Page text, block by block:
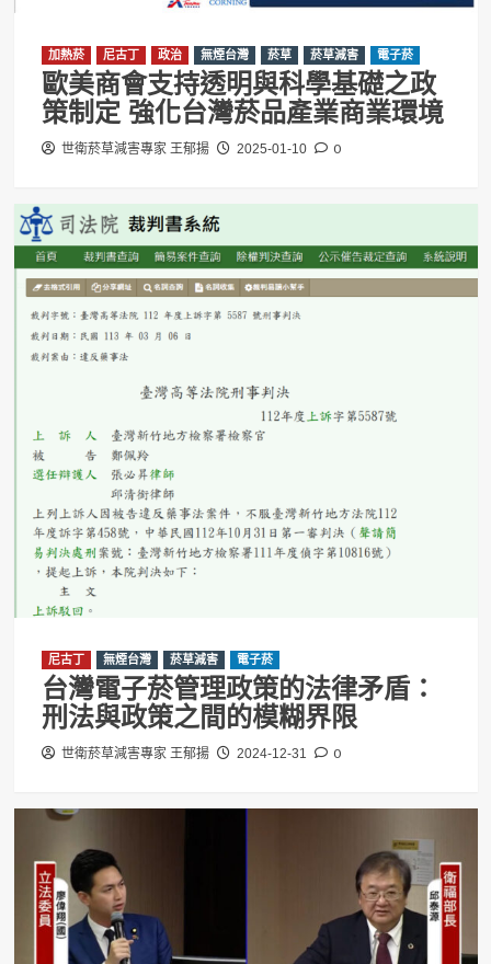
加熱菸 尼古丁 政治 無煙台灣 菸草 菸草減害 電子菸
歐美商會支持透明與科學基礎之政
策制定 強化台灣菸品產業商業環境
世衛菸草減害專家 王郁揚 2025-01-10 0
尼古丁 無煙台灣 菸草減害 電子菸
台灣電子菸管理政策的法律矛盾：
刑法與政策之間的模糊界限
世衛菸草減害專家 王郁揚 2024-12-31 0